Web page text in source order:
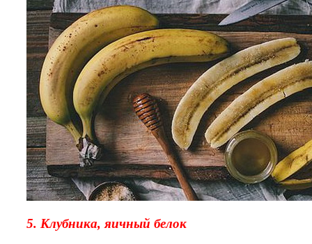
5. Клубника, яичный белок